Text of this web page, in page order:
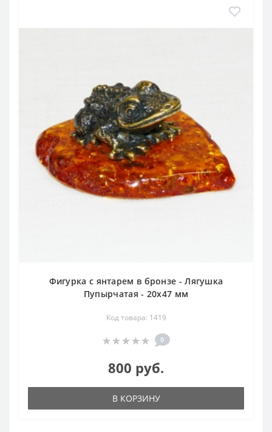
Фигурка с янтарем в бронзе - Лягушка
Пупырчатая - 20х47 мм
Код товара: 1419
0
800 руб.
В КОРЗИНУ